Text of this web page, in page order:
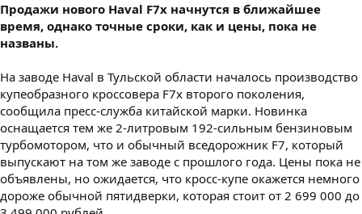
ы
л
а
Продажи нового Haval F7x начнутся в ближайшее
время, однако точные сроки, как и цены, пока не
названы.
На заводе Haval в Тульской области началось производство
купеобразного кроссовера F7x второго поколения,
сообщила пресс-служба китайской марки. Новинка
оснащается тем же 2-литровым 192-сильным бензиновым
турбомотором, что и обычный вседорожник F7, который
выпускают на том же заводе с прошлого года. Цены пока не
объявлены, но ожидается, что кросс-купе окажется немного
дороже обычной пятидверки, которая стоит от 2 699 000 до